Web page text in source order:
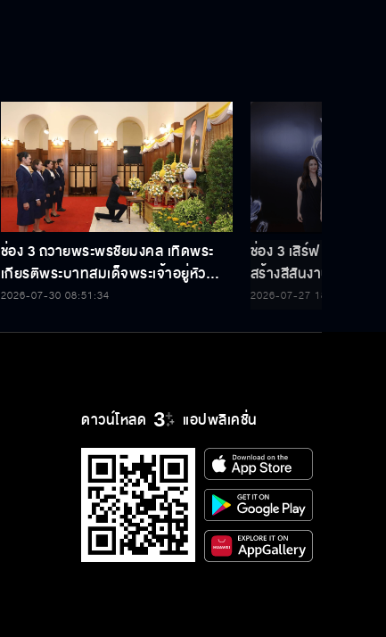
ช่อง 3 ถวายพระพรชัยมงคล เทิดพระ
เกียรติพระบาทสมเด็จพระเจ้าอยู่หัว
เนื่องในโอกาสวันเฉลิมพระชนมพรรษา
2026-07-30 08:51:34
ช่อง 3 เสิร์ฟ 5 นักแสด
สร้างสีสันงานประกาศ
THAILAND Y
2026-07-27 18:35:22
ดาวน์โหลด แอปพลิเคชั่น